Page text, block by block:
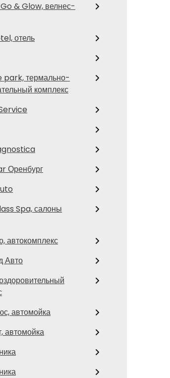
Go & Glow, велнес-
отель
park, термально-
комплекс
Оренбург
Spa, салоны
автокомплекс
Авто
автомойка
автомойка